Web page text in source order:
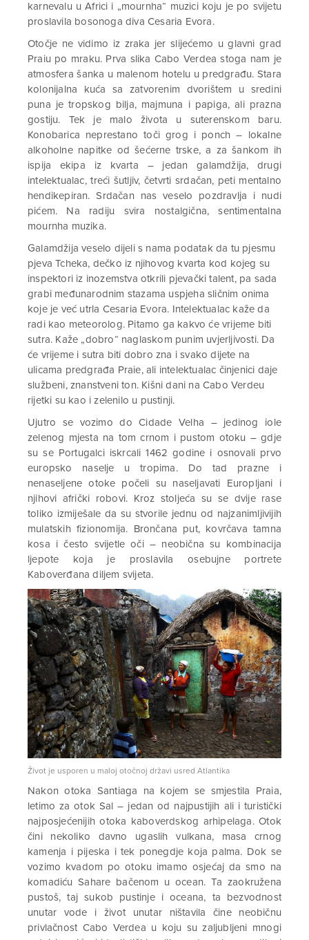
karnevalu u Africi i „mournha“ muzici koju je po svijetu
proslavila bosonoga diva Cesaria Evora.
Otočje ne vidimo iz zraka jer slijećemo u glavni grad
Praiu po mraku. Prva slika Cabo Verdea stoga nam je
atmosfera šanka u malenom hotelu u predgrađu. Stara
kolonijalna kuća sa zatvorenim dvorištem u sredini
puna je tropskog bilja, majmuna i papiga, ali prazna
gostiju. Tek je malo života u suterenskom baru.
Konobarica neprestano toči grog i ponch – lokalne
alkoholne napitke od šećerne trske, a za šankom ih
ispija ekipa iz kvarta – jedan galamdžija, drugi
intelektualac, treći šutljiv, četvrti srdačan, peti mentalno
hendikepiran. Srdačan nas veselo pozdravlja i nudi
pićem. Na radiju svira nostalgična, sentimentalna
mournha muzika.
Galamdžija veselo dijeli s nama podatak da tu pjesmu
pjeva Tcheka, dečko iz njihovog kvarta kod kojeg su
inspektori iz inozemstva otkrili pjevački talent, pa sada
grabi međunarodnim stazama uspjeha sličnim onima
koje je već utrla Cesaria Evora. Intelektualac kaže da
radi kao meteorolog. Pitamo ga kakvo će vrijeme biti
sutra. Kaže „dobro“ naglaskom punim uvjerljivosti. Da
će vrijeme i sutra biti dobro zna i svako dijete na
ulicama predgrađa Praie, ali intelektualac činjenici daje
službeni, znanstveni ton. Kišni dani na Cabo Verdeu
rijetki su kao i zelenilo u pustinji.
Ujutro se vozimo do Cidade Velha – jedinog iole
zelenog mjesta na tom crnom i pustom otoku – gdje
su se Portugalci iskrcali 1462 godine i osnovali prvo
europsko naselje u tropima. Do tad prazne i
nenaseljene otoke počeli su naseljavati Europljani i
njihovi afrički robovi. Kroz stoljeća su se dvije rase
toliko izmiješale da su stvorile jednu od najzanimljivijih
mulatskih fizionomija. Brončana put, kovrčava tamna
kosa i često svijetle oči – neobična su kombinacija
ljepote koja je proslavila osebujne portrete
Kaboverđana diljem svijeta.
Život je usporen u maloj otočnoj državi usred Atlantika
Nakon otoka Santiaga na kojem se smjestila Praia,
letimo za otok Sal – jedan od najpustijih ali i turistički
najposjećenijih otoka kaboverdskog arhipelaga. Otok
čini nekoliko davno ugaslih vulkana, masa crnog
kamenja i pijeska i tek ponegdje koja palma. Dok se
vozimo kvadom po otoku imamo osjećaj da smo na
komadiću Sahare bačenom u ocean. Ta zaokružena
pustoš, taj sukob pustinje i oceana, ta bezvodnost
unutar vode i život unutar ništavila čine neobičnu
privlačnost Cabo Verdea u koju su zaljubljeni mnogi